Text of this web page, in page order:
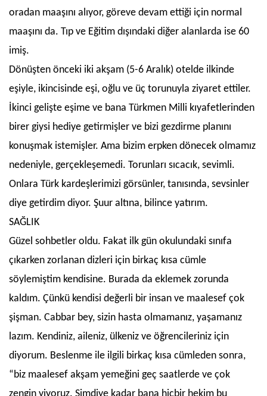
oradan maaşını alıyor, göreve devam ettiği için normal
maaşını da. Tıp ve Eğitim dışındaki diğer alanlarda ise 60
imiş.
Dönüşten önceki iki akşam (5-6 Aralık) otelde ilkinde
eşiyle, ikincisinde eşi, oğlu ve üç torunuyla ziyaret ettiler.
İkinci gelişte eşime ve bana Türkmen Milli kıyafetlerinden
birer giysi hediye getirmişler ve bizi gezdirme planını
konuşmak istemişler. Ama bizim erpken dönecek olmamız
nedeniyle, gerçekleşemedi. Torunları sıcacık, sevimli.
Onlara Türk kardeşlerimizi görsünler, tanısında, sevsinler
diye getirdim diyor. Şuur altına, bilince yatırım.
SAĞLIK
Güzel sohbetler oldu. Fakat ilk gün okulundaki sınıfa
çıkarken zorlanan dizleri için birkaç kısa cümle
söylemiştim kendisine. Burada da eklemek zorunda
kaldım. Çünkü kendisi değerli bir insan ve maalesef çok
şişman. Cabbar bey, sizin hasta olmamanız, yaşamanız
lazım. Kendiniz, aileniz, ülkeniz ve öğrencileriniz için
diyorum. Beslenme ile ilgili birkaç kısa cümleden sonra,
“biz maalesef akşam yemeğini geç saatlerde ve çok